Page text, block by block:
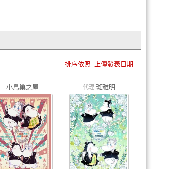
排序依照: 上傳發表日期
小鳥巢之屋 代理 斑雅明